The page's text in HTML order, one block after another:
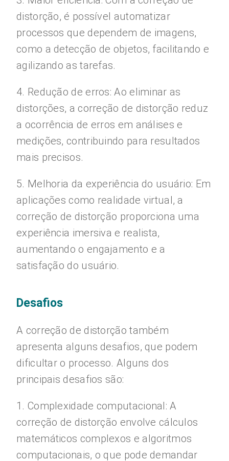
distorção, é possível automatizar
processos que dependem de imagens,
como a detecção de objetos, facilitando e
agilizando as tarefas.
4. Redução de erros: Ao eliminar as
distorções, a correção de distorção reduz
a ocorrência de erros em análises e
medições, contribuindo para resultados
mais precisos.
5. Melhoria da experiência do usuário: Em
aplicações como realidade virtual, a
correção de distorção proporciona uma
experiência imersiva e realista,
aumentando o engajamento e a
satisfação do usuário.
Desafios
A correção de distorção também
apresenta alguns desafios, que podem
dificultar o processo. Alguns dos
principais desafios são:
1. Complexidade computacional: A
correção de distorção envolve cálculos
matemáticos complexos e algoritmos
computacionais, o que pode demandar